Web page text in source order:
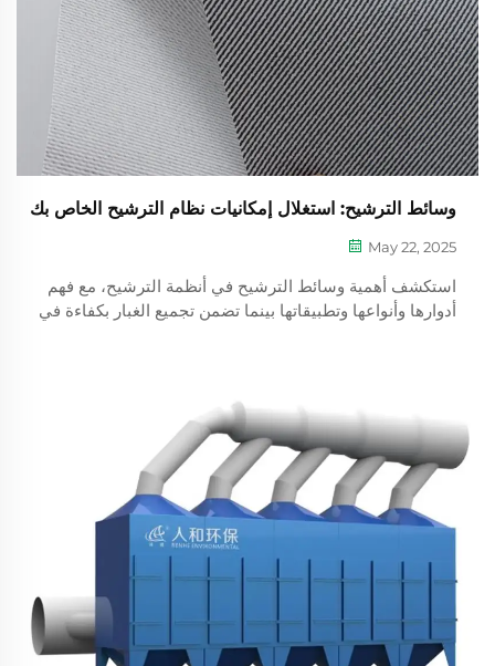
وسائط الترشيح: استغلال إمكانيات نظام الترشيح الخاص بك
May 22, 2025
استكشف أهمية وسائط الترشيح في أنظمة الترشيح، مع فهم
أدوارها وأنواعها وتطبيقاتها بينما تضمن تجميع الغبار بكفاءة في